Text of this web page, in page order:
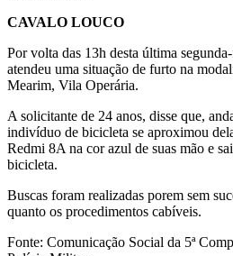
CAVALO LOUCO
Por volta das 13h desta última
atendeu uma situação de furto na
Mearim, Vila Operária.
A solicitante de 24 anos, disse que,
indivíduo de bicicleta se aproximou
Redmi 8A na cor azul de suas mão e
bicicleta.
Buscas foram realizadas porem sem
quanto os procedimentos cabíveis.
Fonte: Comunicação Social da 5ª